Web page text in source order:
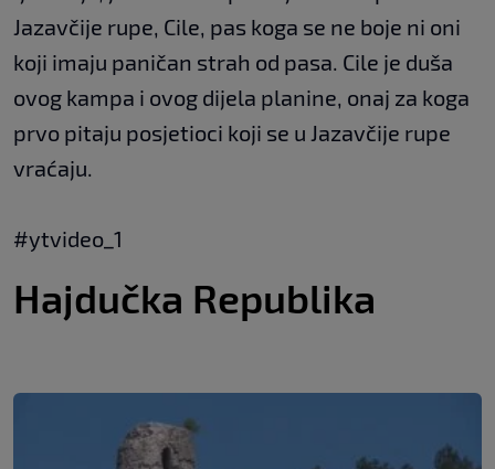
Jazavčije rupe, Cile, pas koga se ne boje ni oni
koji imaju paničan strah od pasa. Cile je duša
ovog kampa i ovog dijela planine, onaj za koga
prvo pitaju posjetioci koji se u Jazavčije rupe
vraćaju.
#ytvideo_1
Hajdučka Republika